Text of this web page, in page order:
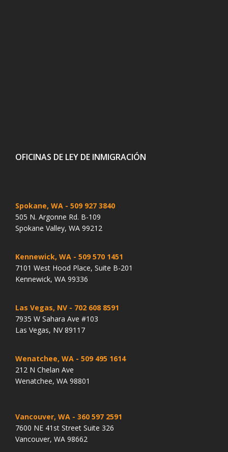
OFICINAS DE LEY DE INMIGRACIÓN
Spokane, WA - 509 927 3840
505 N. Argonne Rd. B-109
Spokane Valley, WA 99212
Kennewick, WA - 509 570 1451
7101 West Hood Place, Suite B-201
Kennewick, WA 99336
Las Vegas, NV - 702 608 8591
7935 W Sahara Ave #103
Las Vegas, NV 89117
Wenatchee, WA - 509 495 1614
212 N Chelan Ave
Wenatchee, WA 98801
Vancouver, WA - 360 597 2591
7600 NE 41st Street Suite 326
Vancouver, WA 98662